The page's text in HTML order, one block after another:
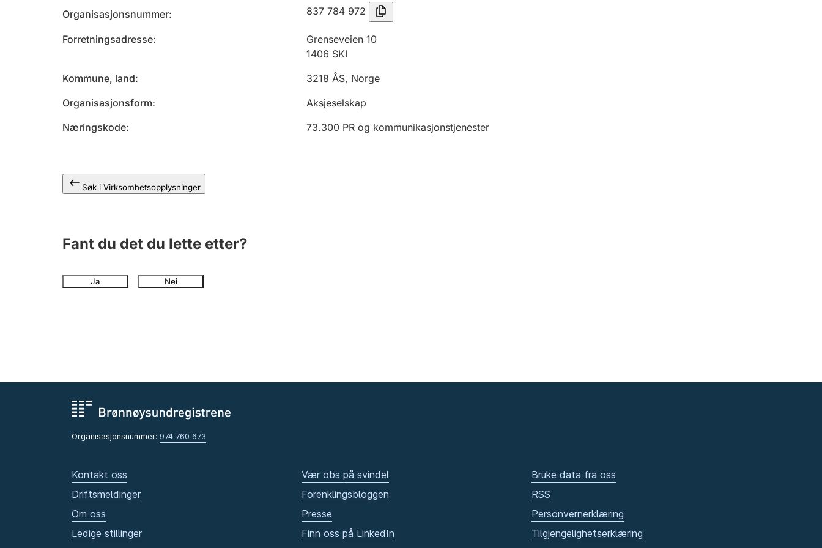
Organisasjonsnummer 837 784 972
Forretningsadresse
Grenseveien 10
1406 SKI
Kommune, land
3218 ÅS, Norge
Organisasjonsform
Aksjeselskap
Næringskode
73.300 PR og kommunikasjonstjenester
Søk i Virksomhetsopplysninger
Fant du det du lette etter?
Ja Nei
Organisasjonsnummer: 974 760 673
Kontakt oss
Driftsmeldinger
Om oss
Ledige stillinger
Vær obs på svindel
Forenklingsbloggen
Presse
Finn oss på LinkedIn
Bruke data fra oss
RSS
Personvernerklæring
Tilgjengelighetserklæring